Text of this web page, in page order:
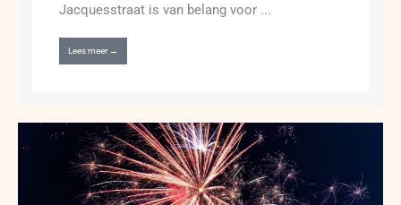
Jacquesstraat is van belang voor ...
Lees meer →